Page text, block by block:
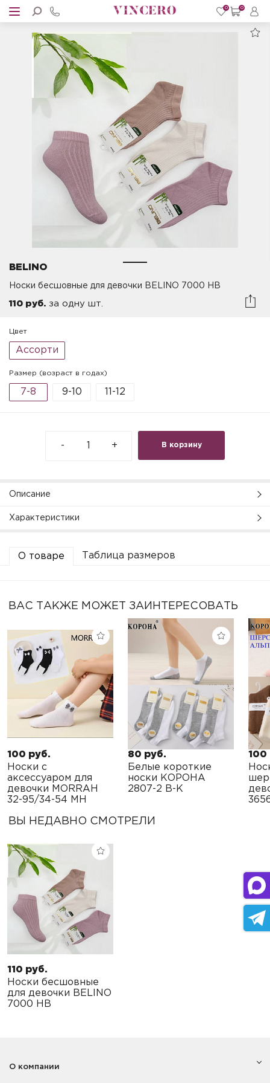
0 0
BELINO
Носки бесшовные для девочки BELINO 7000 HB
110 руб. за одну шт.
Цвет
Ассорти
Размер (возраст в годах)
7-8 9-10 11-12
В корзину
- +
Описание
Характеристики
О товаре Таблица размеров
ВАС ТАКЖЕ МОЖЕТ ЗАИНТЕРЕСОВАТЬ
100 руб.
Носки с
аксессуаром для
девочки MORRAH
32-95/34-54 MH
80 руб.
Белые короткие
носки КОРОНА
2807-2 B-K
100
ВЫ НЕДАВНО СМОТРЕЛИ
110 руб.
Носки бесшовные
для девочки BELINO
7000 HB
О компании